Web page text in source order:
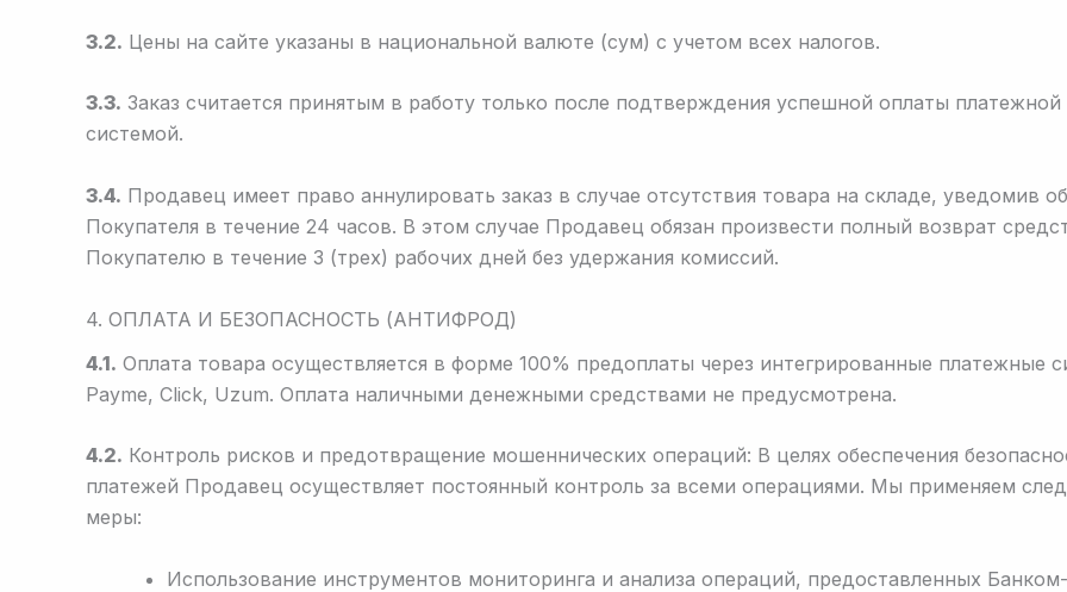
3.2. Цены на сайте указаны в национальной валюте (сум) с учетом всех налогов.
3.3. Заказ считается принятым в работу только после подтверждения успешной оплаты платежной
системой.
3.4. Продавец имеет право аннулировать заказ в случае отсутствия товара на складе, уведомив
Покупателя в течение 24 часов. В этом случае Продавец обязан произвести полный возврат
Покупателю в течение 3 (трех) рабочих дней без удержания комиссий.
4. ОПЛАТА И БЕЗОПАСНОСТЬ (АНТИФРОД)
4.1. Оплата товара осуществляется в форме 100% предоплаты через интегрированные платежные
Payme, Click, Uzum. Оплата наличными денежными средствами не предусмотрена.
4.2. Контроль рисков и предотвращение мошеннических операций: В целях обеспечения
платежей Продавец осуществляет постоянный контроль за всеми операциями. Мы применяем
меры:
Использование инструментов мониторинга и анализа операций, предоставленных Банком-